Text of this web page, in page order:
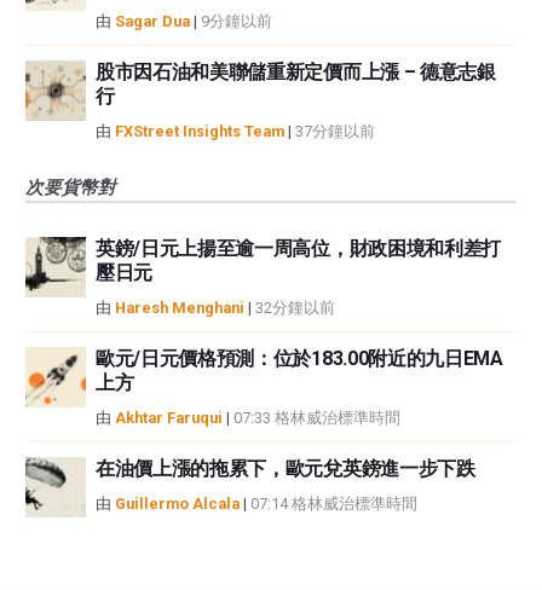
由 Sagar Dua | 9分鐘以前
股市因石油和美聯儲重新定價而上漲 – 德意志銀
行
由 FXStreet Insights Team | 37分鐘以前
次要貨幣對
英鎊/日元上揚至逾一周高位，財政困境和利差打
壓日元
由 Haresh Menghani | 32分鐘以前
歐元/日元價格預測：位於183.00附近的九日EMA
上方
由 Akhtar Faruqui | 07:33 格林威治標準時間
在油價上漲的拖累下，歐元兌英鎊進一步下跌
由 Guillermo Alcala | 07:14 格林威治標準時間